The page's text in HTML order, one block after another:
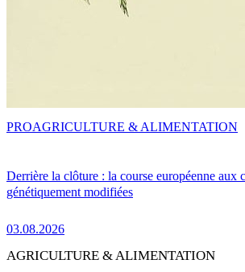
Derrière la clôture : la course européenne aux
génétiquement modifiées
03.08.2026
PROAGRICULTURE & ALIMENTATION
AGRICULTURE & ALIMENTATION